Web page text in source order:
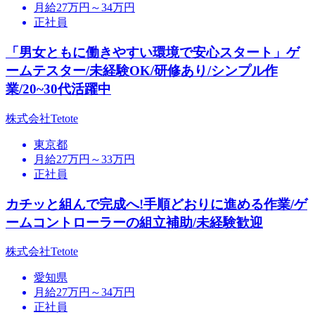
月給27万円～34万円
正社員
「男女ともに働きやすい環境で安心スタート」ゲ
ームテスター/未経験OK/研修あり/シンプル作
業/20~30代活躍中
株式会社Tetote
東京都
月給27万円～33万円
正社員
カチッと組んで完成へ!手順どおりに進める作業/ゲ
ームコントローラーの組立補助/未経験歓迎
株式会社Tetote
愛知県
月給27万円～34万円
正社員